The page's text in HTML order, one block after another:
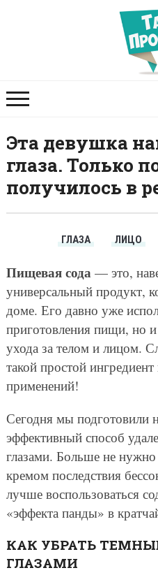
Эта девушка
глаза. Только
получилось в
ГЛАЗА ЛИЦО
Пищевая сода— это,
универсальный продукт,
доме. Его давно уже
приготовления пищи, но
ухода за телом и лицом.
такой простой ингредиент
применений!
Сегодня мы подготовили
эффективный способ
глазами. Больше не
кремом последствия
лучше воспользоваться
«эффекта панды» в
КАК УБРАТЬ
ГЛАЗАМИ